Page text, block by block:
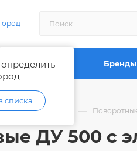
списка
купить Бренды
арматура —
ДУ 500 с